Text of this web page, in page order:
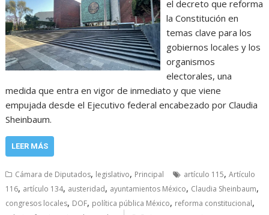
el decreto que reforma
la Constitución en
temas clave para los
gobiernos locales y los
organismos
electorales, una
medida que entra en vigor de inmediato y que viene
empujada desde el Ejecutivo federal encabezado por Claudia
Sheinbaum.
LEER MÁS
Cámara de Diputados, legislativo, Principal artículo 115,Artículo
116, artículo 134, austeridad, ayuntamientos México, Claudia Sheinbaum,
congresos locales, DOF, política pública México, reforma constitucional,